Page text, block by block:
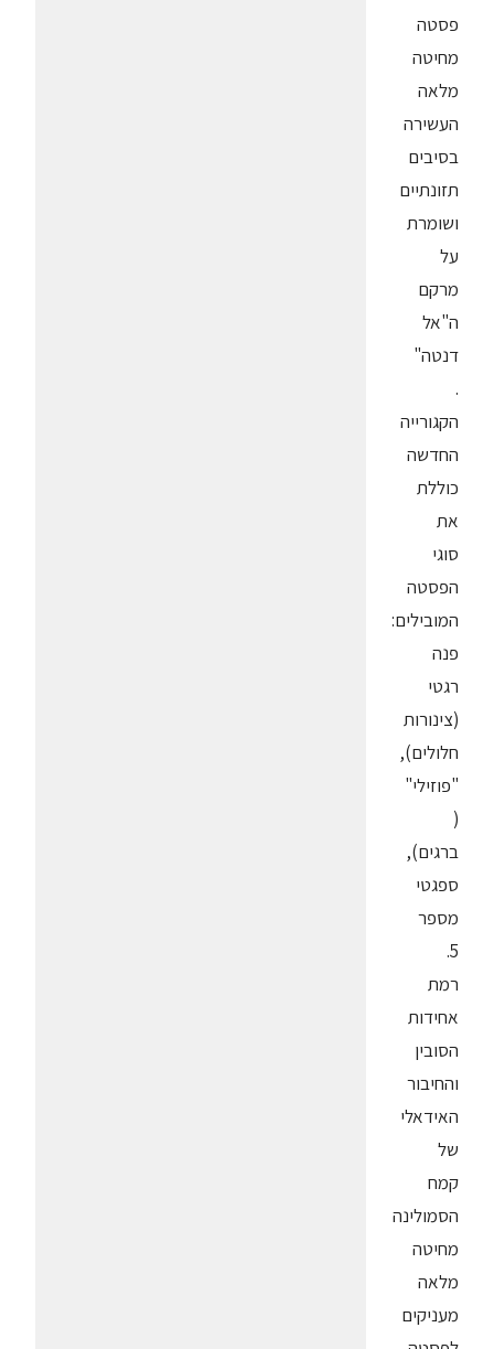
פסטה
מחיטה
מלאה
העשירה
בסיבים
תזונתיים
ושומרת
על
מרקם
ה"אל
דנטה"
.
הקגורייה
החדשה
כוללת
את
סוגי
הפסטה
המובילים:
פנה
רגטי
(צינורות
חלולים),
"פוזילי"
(
ברגים),
ספגטי
מספר
5.
רמת
אחידות
הסובין
והחיבור
האידאלי
של
קמח
הסמולינה
מחיטה
מלאה
מעניקים